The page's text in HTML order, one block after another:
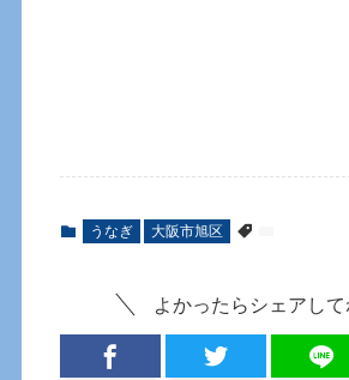
うなぎ 大阪市旭区
よかったらシェアして